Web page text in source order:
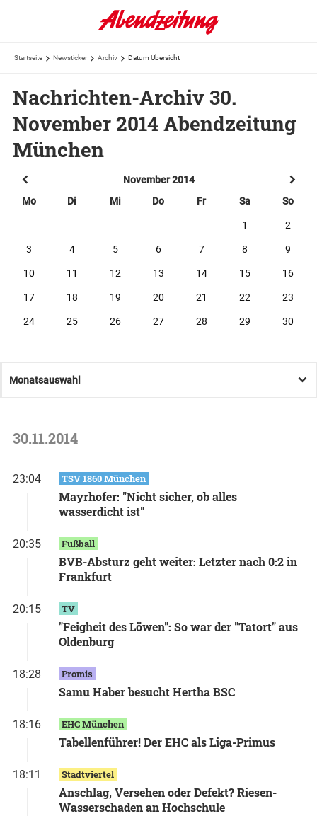
Startseite Newsticker Archiv Datum Übersicht
Nachrichten-Archiv 30.
November 2014 Abendzeitung
München
30.11.2014
23:04 TSV 1860 München
Mayrhofer: "Nicht sicher, ob alles
wasserdicht ist"
20:35 Fußball
BVB-Absturz geht weiter: Letzter nach 0:2 in
Frankfurt
20:15 TV
"Feigheit des Löwen": So war der "Tatort" aus
Oldenburg
18:28 Promis
Samu Haber besucht Hertha BSC
18:16 EHC München
Tabellenführer! Der EHC als Liga-Primus
18:11 Stadtviertel
Anschlag, Versehen oder Defekt? Riesen-
Wasserschaden an Hochschule
November 2014
Mo
Di Mi Do Fr Sa So
1 2
3 4 5 6 7 8 9
10 11 12 13 14 15 16
17 18 19 20 21 22 23
24 25 26 27 28 29 30
Monatsauswahl